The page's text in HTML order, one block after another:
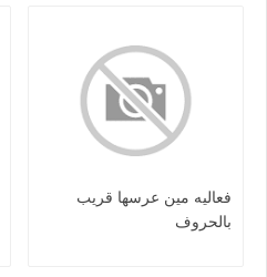
فعاليه مين عرسها قريب
بالحروف